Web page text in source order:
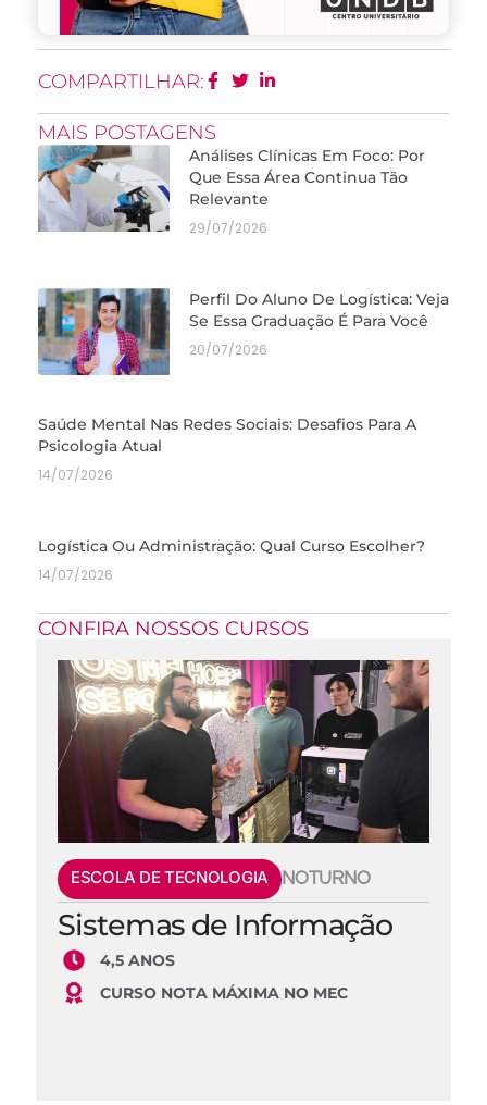
COMPARTILHAR:
MAIS POSTAGENS
Análises Clínicas Em Foco: Por
Que Essa Área Continua Tão
Relevante
29/07/2026
Perfil Do Aluno De Logística: Veja
Se Essa Graduação É Para Você
20/07/2026
Saúde Mental Nas Redes Sociais: Desafios Para A
Psicologia Atual
14/07/2026
Logística Ou Administração: Qual Curso Escolher?
14/07/2026
CONFIRA NOSSOS CURSOS
ESCOLA DE TECNOLOGIA NOTURNO
Sistemas de Informação
4,5 ANOS
CURSO NOTA MÁXIMA NO MEC